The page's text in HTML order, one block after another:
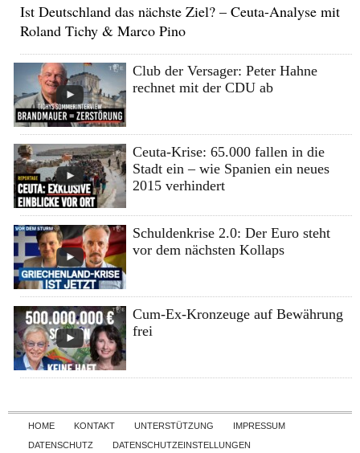
Ist Deutschland das nächste Ziel? – Ceuta-Analyse mit
Roland Tichy & Marco Pino
Club der Versager: Peter Hahne
rechnet mit der CDU ab
Ceuta-Krise: 65.000 fallen in die
Stadt ein – wie Spanien ein neues
2015 verhindert
Schuldenkrise 2.0: Der Euro steht
vor dem nächsten Kollaps
Cum-Ex-Kronzeuge auf Bewährung
frei
Skip to content
HOME KONTAKT UNTERSTÜTZUNG
IMPRESSUM
DATENSCHUTZ
DATENSCHUTZEINSTELLUNGEN